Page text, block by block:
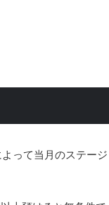
って当月のステージ